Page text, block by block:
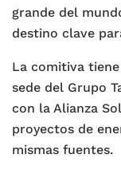
grande del
destino clave
La comitiva
sede del Grupo
con la Alianza
proyectos de
mismas fuentes.